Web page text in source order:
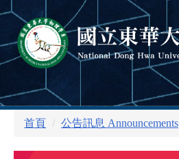
跳
要
區
首頁 公告訊息 Announcements